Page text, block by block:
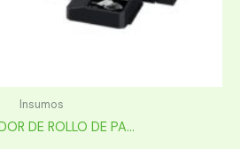
Insumos
DE ROLLO DE PA...